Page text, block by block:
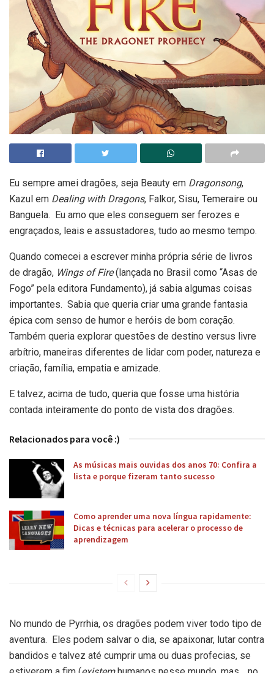
Eu sempre amei dragões, seja Beauty em Dragonsong,
Kazul em Dealing with Dragons, Falkor, Sisu, Temeraire ou
Banguela. Eu amo que eles conseguem ser ferozes e
engraçados, leais e assustadores, tudo ao mesmo tempo.
Quando comecei a escrever minha própria série de livros
de dragão, Wings of Fire(lançada no Brasil como “Asas de
Fogo” pela editora Fundamento), já sabia algumas coisas
importantes. Sabia que queria criar uma grande fantasia
épica com senso de humor e heróis de bom coração.
Também queria explorar questões de destino versus livre
arbítrio, maneiras diferentes de lidar com poder, natureza e
criação, família, empatia e amizade.
E talvez, acima de tudo, queria que fosse uma história
contada inteiramente do ponto de vista dos dragões.
Relacionados para você :)
As músicas mais ouvidas dos anos 70: Confira a
lista e porque fizeram tanto sucesso
Como aprender uma nova língua rapidamente:
Dicas e técnicas para acelerar o processo de
aprendizagem
No mundo de Pyrrhia, os dragões podem viver todo tipo de
aventura. Eles podem salvar o dia, se apaixonar, lutar contra
bandidos e talvez até cumprir uma ou duas profecias, se